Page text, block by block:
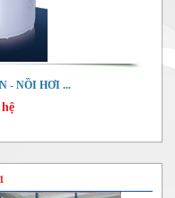
- NỒI HƠI ...